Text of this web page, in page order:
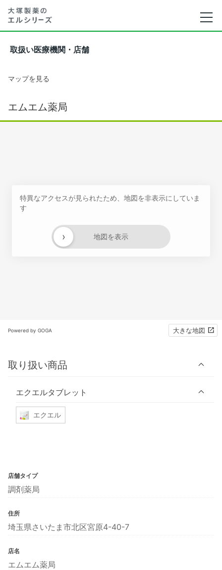
取扱い医療機関・店舗
マップを見る
エムエム薬局
特異なアクセスが見られたため、地図を非表示にしていま
す
地図を表示
›
Powered by GOGA 大きな地図
取り扱い商品
エクエルタブレット
エクエル
店舗タイプ
調剤薬局
住所
埼玉県さいたま市北区宮原4-40-7
店名
エムエム薬局